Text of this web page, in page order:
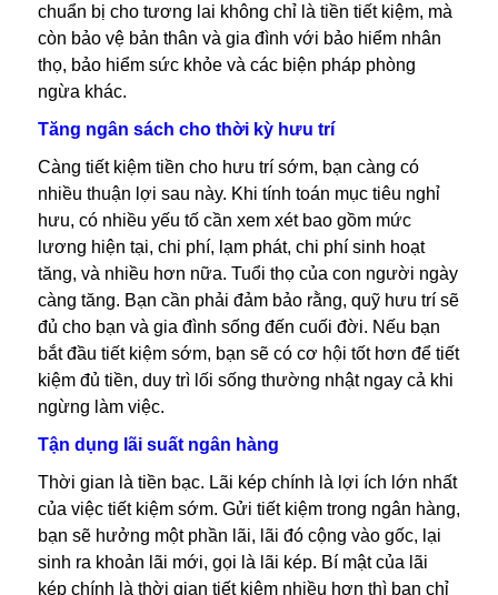
chuẩn bị cho tương lai không chỉ là tiền tiết kiệm, mà
còn bảo vệ bản thân và gia đình với bảo hiểm nhân
thọ, bảo hiểm sức khỏe và các biện pháp phòng
ngừa khác.
Tăng ngân sách cho thời kỳ hưu trí
Càng tiết kiệm tiền cho hưu trí sớm, bạn càng có
nhiều thuận lợi sau này. Khi tính toán mục tiêu nghỉ
hưu, có nhiều yếu tố cần xem xét bao gồm mức
lương hiện tại, chi phí, lạm phát, chi phí sinh hoạt
tăng, và nhiều hơn nữa. Tuổi thọ của con người ngày
càng tăng. Bạn cần phải đảm bảo rằng, quỹ hưu trí sẽ
đủ cho bạn và gia đình sống đến cuối đời. Nếu bạn
bắt đầu tiết kiệm sớm, bạn sẽ có cơ hội tốt hơn để tiết
kiệm đủ tiền, duy trì lối sống thường nhật ngay cả khi
ngừng làm việc.
Tận dụng lãi suất ngân hàng
Thời gian là tiền bạc. Lãi kép chính là lợi ích lớn nhất
của việc tiết kiệm sớm. Gửi tiết kiệm trong ngân hàng,
bạn sẽ hưởng một phần lãi, lãi đó cộng vào gốc, lại
sinh ra khoản lãi mới, gọi là lãi kép. Bí mật của lãi
kép chính là thời gian tiết kiệm nhiều hơn thì bạn chỉ